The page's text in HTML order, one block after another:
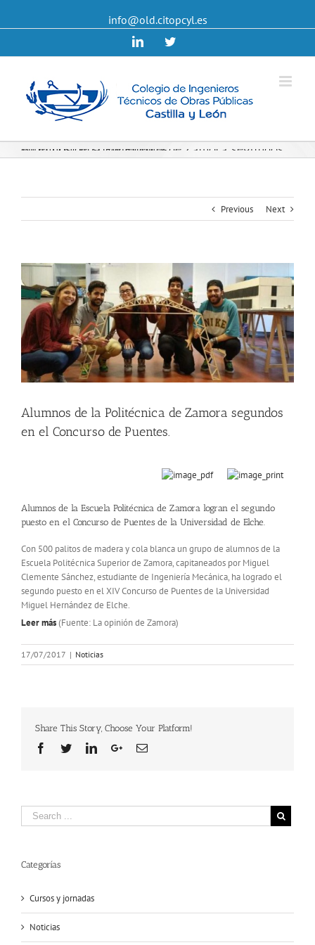
info@old.citopcyl.es
LinkedinTwitter
Alumnos de la Politécnica de Zamora segundos en el Concurso de Puentes.
Previous Next
View
Larger
Image
Alumnos de la Politécnica de Zamora segundos
en el Concurso de Puentes.
Alumnos de la Escuela Politécnica de Zamora logran el segundo
puesto en el Concurso de Puentes de la Universidad de Elche.
Con 500 palitos de madera y cola blanca un grupo de alumnos de la
Escuela Politécnica Superior de Zamora, capitaneados por Miguel
Clemente Sánchez, estudiante de Ingeniería Mecánica, ha logrado el
segundo puesto en el XIV Concurso de Puentes de la Universidad
Miguel Hernández de Elche.
Leer más(Fuente: La opinión de Zamora)
17/07/2017 | Noticias
Share This Story, Choose Your Platform!
Facebook
TwitterLinkedinGoogle+Email
Categorías
Cursos y jornadas
Noticias